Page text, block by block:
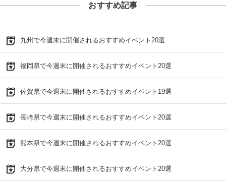
おすすめ記事
九州で今週末に開催されるおすすめイベント20選
福岡県で今週末に開催されるおすすめイベント20選
佐賀県で今週末に開催されるおすすめイベント19選
長崎県で今週末に開催されるおすすめイベント20選
熊本県で今週末に開催されるおすすめイベント20選
大分県で今週末に開催されるおすすめイベント20選